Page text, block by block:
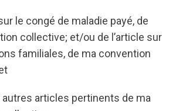
le congé de maladie payé, de
collective; et/ou de l’article sur
familiales, de ma convention
articles pertinents de ma